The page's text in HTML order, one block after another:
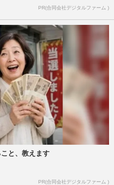
PR(合同会社デジタルファーム )
と、教えます
PR(合同会社デジタルファーム )